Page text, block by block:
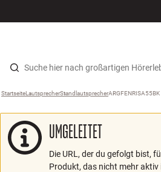
Zum Inhalt wechseln
Lautsprecher
Kopfhörer
Surround
Startseite ›
Lautsprecher ›
Standlautsprecher ›
ARGFENRISA55BK
UMGELEITET
Die URL, der du gefolgt bist,
Produkt, das nicht mehr